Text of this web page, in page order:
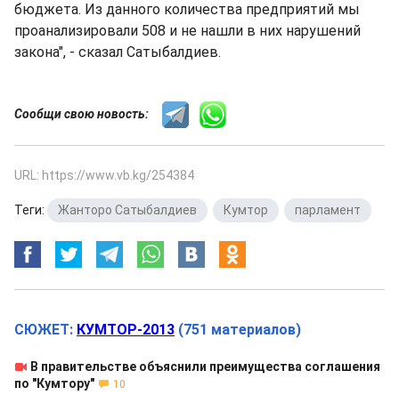
бюджета. Из данного количества предприятий мы
проанализировали 508 и не нашли в них нарушений
закона", - сказал Сатыбалдиев.
Сообщи свою новость:
URL: https://www.vb.kg/254384
Теги: Жанторо Сатыбалдиев Кумтор парламент
СЮЖЕТ: КУМТОР-2013 (751 материалов)
В правительстве объяснили преимущества соглашения
по "Кумтору"
10